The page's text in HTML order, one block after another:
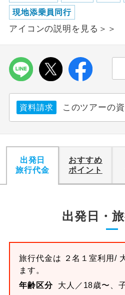
現地添乗員同行
アイコンの説明を見る＞＞
資料請求 このツアーの
出発日
旅行代金
おすすめ
ポイント
出発日・
旅行代金は ２名１室利用/
ます。
年齢区分
大人／18歳〜、
ホテル指定
おひとり様バ